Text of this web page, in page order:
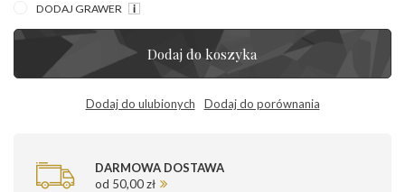
DODAJ GRAWER
Dodaj do koszyka
Dodaj do ulubionych Dodaj do porównania
DARMOWA DOSTAWA
od 50,00 zł